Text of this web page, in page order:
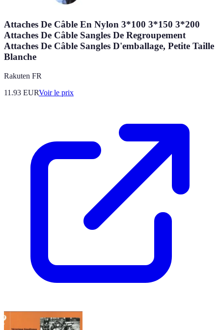
Attaches De Câble En Nylon 3*100 3*150 3*200
Attaches De Câble Sangles De Regroupement
Attaches De Câble Sangles D'emballage, Petite Taille
Blanche
Rakuten FR
11.93 EURVoir le prix